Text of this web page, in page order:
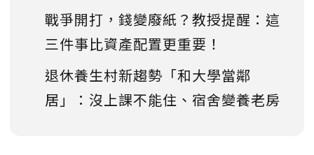
戰爭開打，錢變廢紙？教授提醒：這
三件事比資產配置更重要！
退休養生村新趨勢「和大學當鄰
居」：沒上課不能住、宿舍變養老房